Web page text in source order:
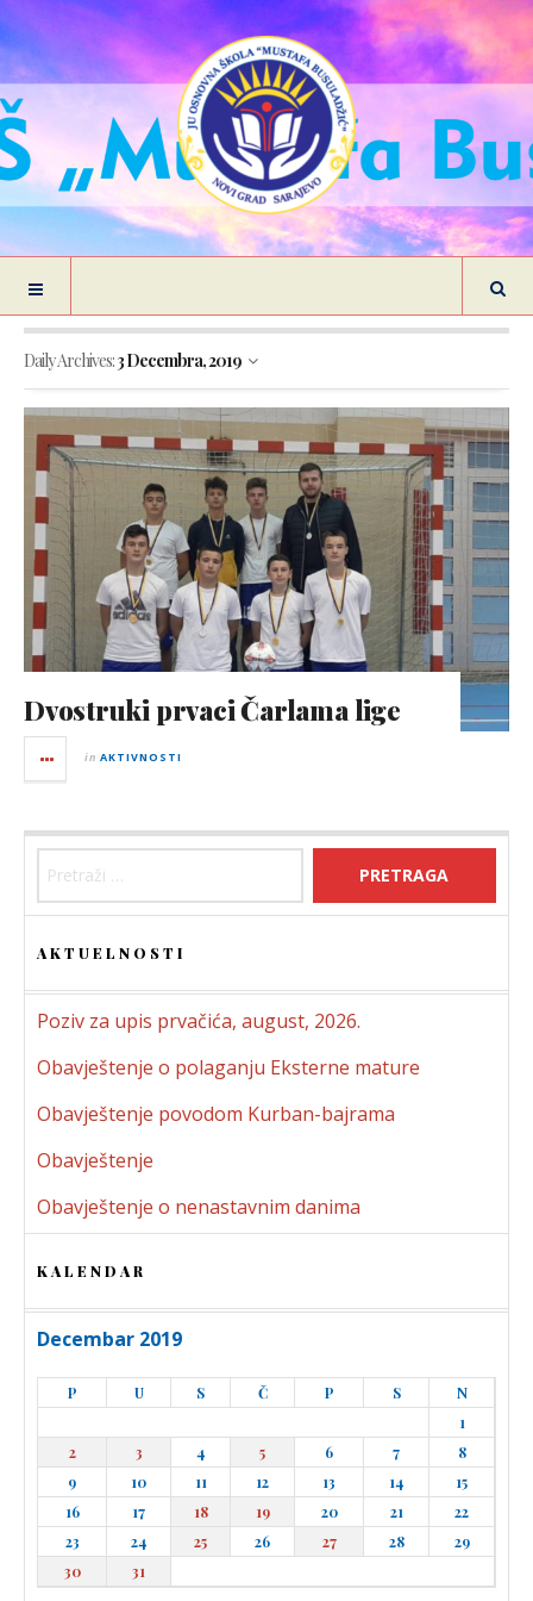
Daily Archives:3 Decembra, 2019
Dvostruki prvaci Čarlama lige
in AKTIVNOSTI
AKTUELNOSTI
Poziv za upis prvačića, august, 2026.
Obavještenje o polaganju Eksterne mature
Obavještenje povodom Kurban-bajrama
Obavještenje
Obavještenje o nenastavnim danima
KALENDAR
Decembar 2019
P U S Č P S
N
1
2
3 4 5 6 7
8
9
10 11 12 13 14
15
16
17 18 19 20 21
22
23
24 25 26 27 28
29
30
31